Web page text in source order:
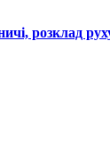
розклад